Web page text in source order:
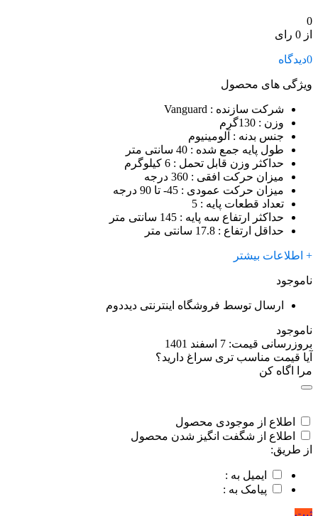
0
از 0 رای
0دیدگاه
ویژگی های محصول
شرکت سازنده : Vanguard
وزن : 130گرم
جنس بدنه : آلومینیوم
طول پایه جمع شده : 40 سانتی متر
حداکثر وزن قابل تحمل : 6 کیلوگرم
میزان حرکت افقی : 360 درجه
میزان حرکت عمودی : 45- تا 90 درجه
تعداد قطعات پایه : 5 ‍
حداکثر ارتفاع سه پایه : 145 سانتی متر
حداقل ارتفاع : 17.8 سانتی متر
+ اطلاعات بیشتر
ناموجود
ارسال توسط فروشگاه اینترنتی دیددوم
ناموجود
بروزرسانی قیمت: 7 اسفند 1401
آیا قیمت مناسب تری سراغ دارید؟
مرا اگاه کن
اطلاع از موجودی محصول
اطلاع از شگفت انگیز شدن محصول
از طریق:
ایمیل به :
پیامک به :